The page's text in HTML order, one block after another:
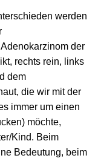
werden
der
rechts rein, links
dem
die wir mit der
immer um einen
möchte,
Kind. Beim
Bedeutung, beim